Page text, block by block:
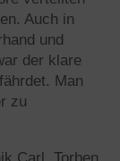
Auch in
und
der klare
Man
zu